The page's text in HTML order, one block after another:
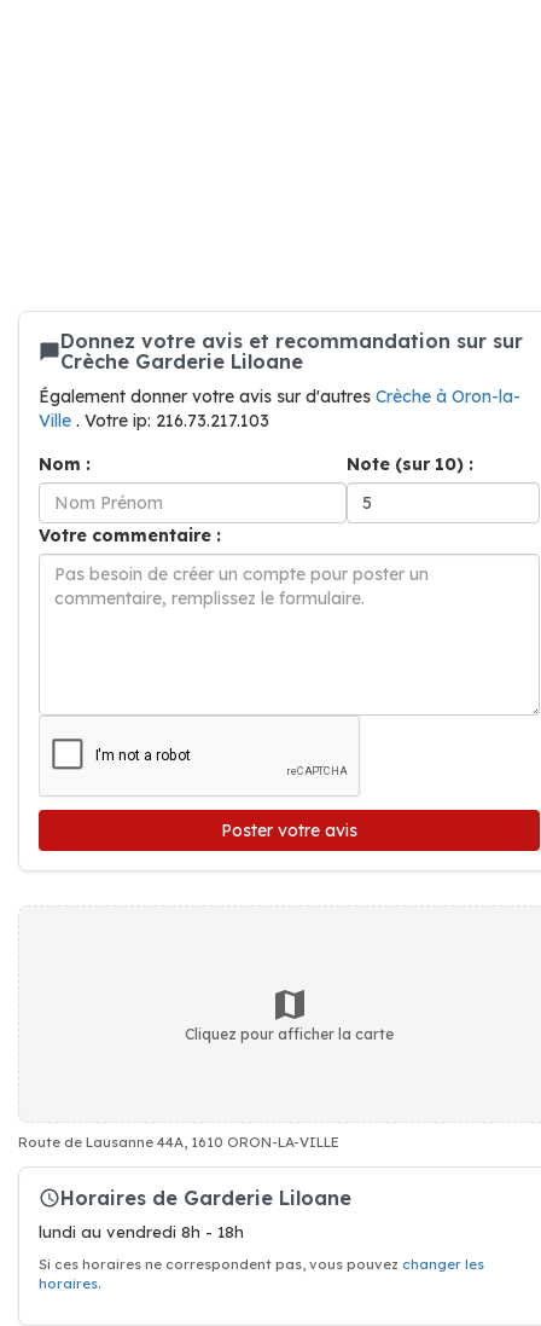
Donnez votre avis et recommandation sur sur
Crèche Garderie Liloane
Également donner votre avis sur d'autres Crèche à Oron-la-
Ville . Votre ip: 216.73.217.103
Nom :
Note (sur 10) :
Votre commentaire :
Poster votre avis
Cliquez pour afficher la carte
Route de Lausanne 44A, 1610 ORON-LA-VILLE
Horaires de Garderie Liloane
lundi au vendredi 8h - 18h
Si ces horaires ne correspondent pas, vous pouvez changer les
horaires.